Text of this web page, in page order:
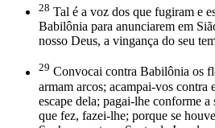
28 Tal é a voz dos que fugiram e
Babilônia para anunciarem em
nosso Deus, a vingança do seu
29 Convocai contra Babilônia os
armam arcos; acampai-vos contra
escape dela; pagai-lhe conforme
que fez, fazei-lhe; porque se